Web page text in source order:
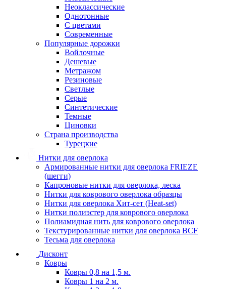
Неоклассические
Однотонные
С цветами
Современные
Популярные дорожки
Войлочные
Дешевые
Метражом
Резиновые
Светлые
Серые
Синтетические
Темные
Циновки
Страна производства
Турецкие
Нитки для оверлока
Армированные нитки для оверлока FRIEZE
(шегги)
Капроновые нитки для оверлока, леска
Нитки для коврового оверлока образцы
Нитки для оверлока Хит-сет (Heat-set)
Нитки полиэстер для коврового оверлока
Полиамидная нить для коврового оверлока
Текстурированные нитки для оверлока BCF
Тесьма для оверлока
Дисконт
Ковры
Ковры 0,8 на 1,5 м.
Ковры 1 на 2 м.